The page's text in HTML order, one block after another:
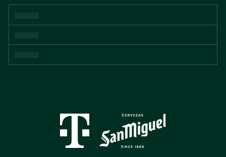
NEWS
NACHHALTIGKEIT
BOUTIQUE
SPONSOREN